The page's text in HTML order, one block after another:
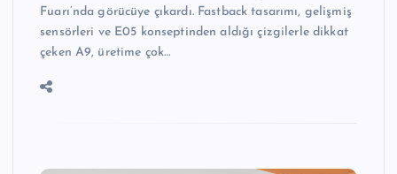
Fuarı’nda görücüye çıkardı. Fastback tasarımı, gelişmiş
sensörleri ve E05 konseptinden aldığı çizgilerle dikkat
çeken A9, üretime çok…